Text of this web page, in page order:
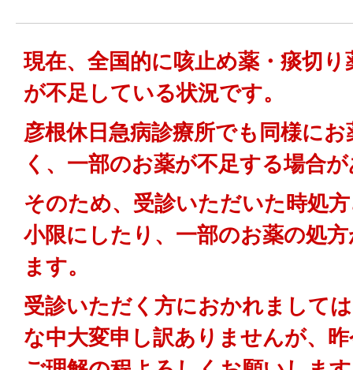
現在、全国的に咳止め薬・痰切
が不足している状況です。
彦根休日急病診療所でも同様に
く、一部のお薬が不足する場合
そのため、受診いただいた時処
小限にしたり、一部のお薬の処
ます。
受診いただく方におかれまして
な中大変申し訳ありませんが、